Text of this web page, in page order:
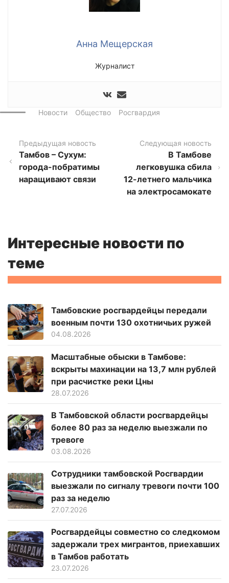
Анна Мещерская
Журналист
Новости Общество Росгвардия
Предыдущая новость
Тамбов – Сухум:
города-побратимы
наращивают связи
Следующая новость
В Тамбове
легковушка сбила
12-летнего мальчика
на электросамокате
Интересные новости по
теме
Тамбовские росгвардейцы передали
военным почти 130 охотничьих ружей
04.08.2026
Масштабные обыски в Тамбове:
вскрыты махинации на 13,7 млн рублей
при расчистке реки Цны
28.07.2026
В Тамбовской области росгвардейцы
более 80 раз за неделю выезжали по
тревоге
03.08.2026
Сотрудники тамбовской Росгвардии
выезжали по сигналу тревоги почти 100
раз за неделю
27.07.2026
Росгвардейцы совместно со следкомом
задержали трех мигрантов, приехавших
в Тамбов работать
23.07.2026